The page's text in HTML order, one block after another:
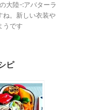
大陸-:アバターラ
ね。新しい衣装や
うです
ピ